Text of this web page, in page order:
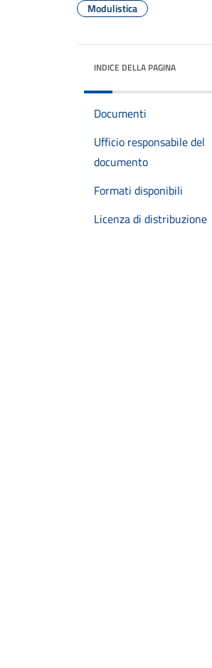
Modulistica
INDICE DELLA PAGINA
Documenti
Ufficio responsabile del
documento
Formati disponibili
Licenza di distribuzione